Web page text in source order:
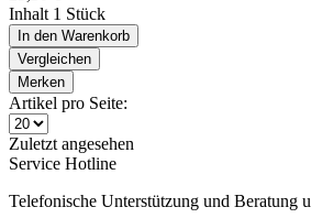
Inhalt 1 Stück
In den Warenkorb
Vergleichen
Merken
Artikel pro Seite:
Zuletzt angesehen
Service Hotline
Telefonische Unterstützung und Beratung